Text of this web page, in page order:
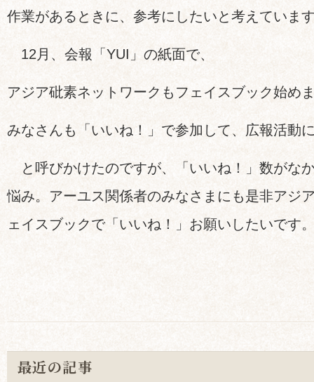
作業があるときに、参考にしたいと考えていま
12月、会報「YUI」の紙面で、
アジア砒素ネットワークもフェイスブック始め
みなさんも「いいね！」で参加して、広報活動
と呼びかけたのですが、「いいね！」数がな
悩み。アーユス関係者のみなさまにも是非アジ
ェイスブックで「いいね！」お願いしたいです
最近の記事